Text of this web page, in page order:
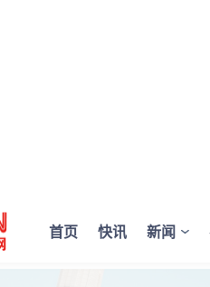
首页 快讯 新闻